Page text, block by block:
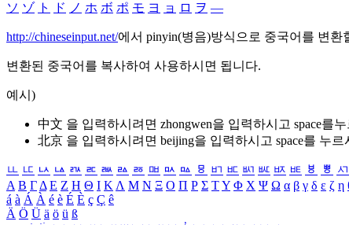
ソ ゾ ト ド ノ ホ ボ ポ モ ヨ ョ ロ ヲ ―
http://chineseinput.net/에서 pinyin(병음)방식으로 중국어를 변환
변환된 중국어를 복사하여 사용하시면 됩니다.
예시)
中文 을 입력하시려면 zhongwen을 입력하시고 space를
北京 을 입력하시려면 beijing을 입력하시고 space를 누
ㅥ ㅦ ㅧ ㅨ ㅩ ㅪ ㅫ ㅬ ㅭ ㅮ ㅯ ㅰ ㅱ ㅲ ㅳ ㅴ ㅵ ㅶ ㅷ ㅸ ㅹ ㅺ
Α Β ΓΔ Ε Ζ Η Θ Ι ΚΛ Μ Ν Ξ Ο Π Ρ Σ ΤΥ Φ Χ Ψ Ω α β γ δ ε ζ η
á à Á À é è É È ç Ç ê
Ä Ö Ü ä ö ü ß